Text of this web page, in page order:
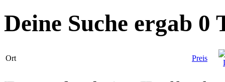
Deine Suche ergab 0
Ort Preis